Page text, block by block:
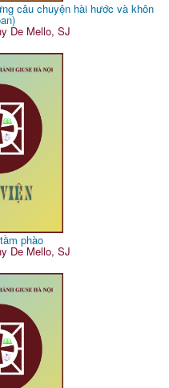
câu chuyện hài hước và khôn
De Mello, SJ
phào
De Mello, SJ